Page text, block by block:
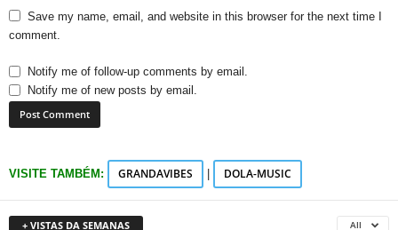
Save my name, email, and website in this browser for the next time I
comment.
Notify me of follow-up comments by email.
Notify me of new posts by email.
VISITE TAMBÉM: GRANDAVIBES DOLA-MUSIC
+ VISTAS DA SEMANAS All